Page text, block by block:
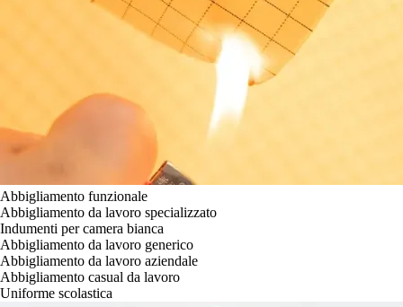
Abbigliamento funzionale
Abbigliamento da lavoro specializzato
Indumenti per camera bianca
Abbigliamento da lavoro generico
Abbigliamento da lavoro aziendale
Abbigliamento casual da lavoro
Uniforme scolastica